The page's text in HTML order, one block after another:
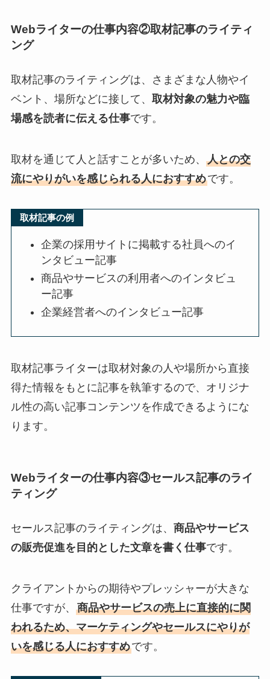
Webライターの仕事内容②取材記事のライティ
ング
取材記事のライティングは、さまざまな人物やイ
ベント、場所などに接して、 取材対象の魅力や臨
場感を読者に伝える仕事です。
取材を通じて人と話すことが多いため、 人との交
流にやりがいを感じられる人におすすめです。
取材記事の例
企業の採用サイトに掲載する社員へのイ
ンタビュー記事
商品やサービスの利用者へのインタビュ
ー記事
企業経営者へのインタビュー記事
取材記事ライターは取材対象の人や場所から直接
得た情報をもとに記事を執筆するので、オリジナ
ル性の高い記事コンテンツを作成できるようにな
ります。
Webライターの仕事内容③セールス記事のライ
ティング
セールス記事のライティングは、 商品やサービス
の販売促進を目的とした文章を書く仕事です。
クライアントからの期待やプレッシャーが大きな
仕事ですが、 商品やサービスの売上に直接的に関
われるため、マーケティングやセールスにやりが
いを感じる人におすすめです。